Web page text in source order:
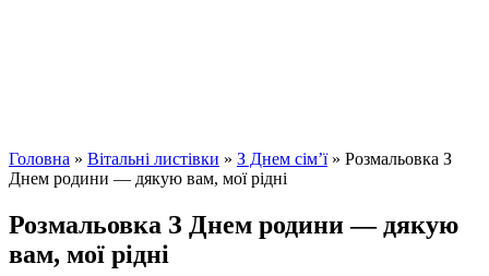
Головна » Вітальні листівки » З Днем сім’ї» Розмальовка З
Днем родини — дякую вам, мої рідні
Розмальовка З Днем родини — дякую
вам, мої рідні